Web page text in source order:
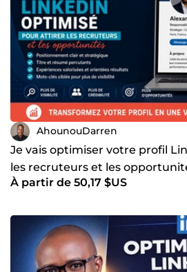
AhounouDarren
Je vais optimiser votre profil
les recruteurs et les
À partir de 50,17 $US